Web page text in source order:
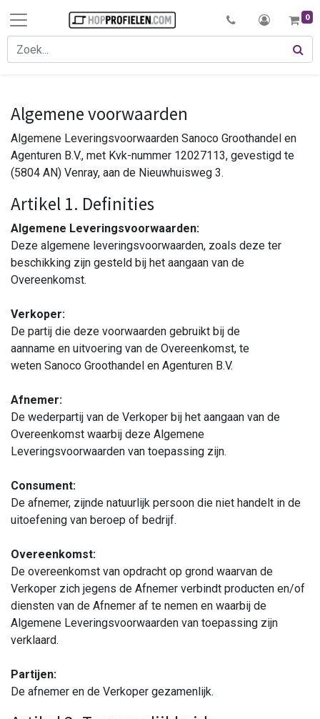
0
Algemene voorwaarden
Algemene Leveringsvoorwaarden Sanoco Groothandel en
Agenturen B.V., met Kvk-nummer 12027113, gevestigd te
(5804 AN) Venray, aan de Nieuwhuisweg 3.
Artikel 1. Definities
Algemene Leveringsvoorwaarden:
Deze algemene leveringsvoorwaarden, zoals deze ter
beschikking zijn gesteld bij het aangaan van de
Overeenkomst.
Verkoper:
De partij die deze voorwaarden gebruikt bij de
aanname en uitvoering van de Overeenkomst, te
weten Sanoco Groothandel en Agenturen B.V.
Afnemer:
De wederpartij van de Verkoper bij het aangaan van de
Overeenkomst waarbij deze Algemene
Leveringsvoorwaarden van toepassing zijn.
Consument:
De afnemer, zijnde natuurlijk persoon die niet handelt in de
uitoefening van beroep of bedrijf.
Overeenkomst:
De overeenkomst van opdracht op grond waarvan de
Verkoper zich jegens de Afnemer verbindt producten en/of
diensten van de Afnemer af te nemen en waarbij de
Algemene Leveringsvoorwaarden van toepassing zijn
verklaard.
Partijen:
De afnemer en de Verkoper gezamenlijk.